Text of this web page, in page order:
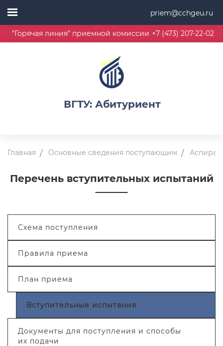
priem@cchgeu.ru
"Горячая линия" приемной комиссии +7 (473) 207-22-02
ВГТУ: Абитуриент
Главная Основные сведения поступающим
Перечень вступительных испытаний
Схема поступления
Правила приема
План приема
Вступительные испытания
Документы для поступления и способы
их подачи